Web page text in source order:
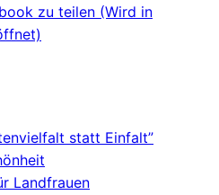
zu teilen (Wird in
statt Einfalt”
Landfrauen